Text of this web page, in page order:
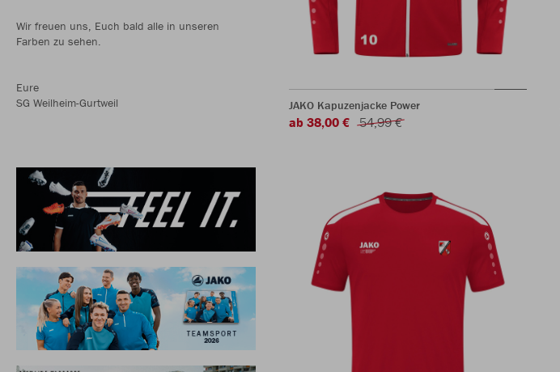
Wir freuen uns, Euch bald alle in unseren
Farben zu sehen.
Eure
SG Weilheim-Gurtweil
JAKO Kapuzenjacke Power
ab 38,00 € 54,99 €